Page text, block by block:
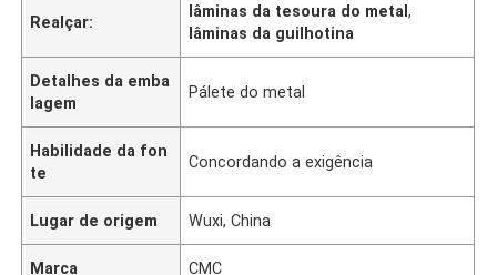
Realçar:
lâminas da tesoura do metal,
lâminas da guilhotina
Detalhes da emba
lagem
Pálete do metal
Habilidade da fon
te
Concordando a exigência
Lugar de origem Wuxi, China
Marca CMC